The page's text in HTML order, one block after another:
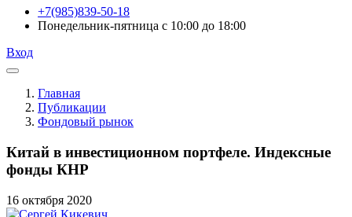
+7(985)839-50-18
Понедельник-пятница с 10:00 до 18:00
Вход
Главная
Публикации
Фондовый рынок
Китай в инвестиционном портфеле. Индексные
фонды КНР
16 октября 2020